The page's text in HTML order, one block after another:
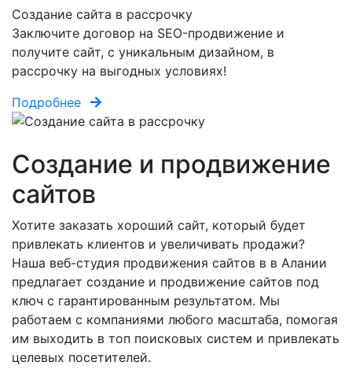
Создание сайта в рассрочку
Заключите договор на SEO-продвижение и
получите сайт, с уникальным дизайном, в
рассрочку на выгодных условиях!
Подробнее
Создание и продвижение
сайтов
Хотите заказать хороший сайт, который будет
привлекать клиентов и увеличивать продажи?
Наша веб-студия продвижения сайтов в в Алании
предлагает создание и продвижение сайтов под
ключ с гарантированным результатом. Мы
работаем с компаниями любого масштаба, помогая
им выходить в топ поисковых систем и привлекать
целевых посетителей.